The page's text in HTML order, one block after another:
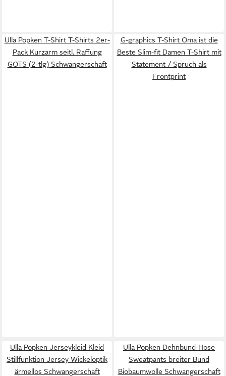
Ulla Popken T-Shirt T-Shirts 2er-
Pack Kurzarm seitl. Raffung
GOTS (2-tlg) Schwangerschaft
G-graphics T-Shirt Oma ist die
Beste Slim-fit Damen T-Shirt mit
Statement / Spruch als
Frontprint
Ulla Popken Jerseykleid Kleid
Stillfunktion Jersey Wickeloptik
ärmellos Schwangerschaft
Ulla Popken Dehnbund-Hose
Sweatpants breiter Bund
Biobaumwolle Schwangerschaft